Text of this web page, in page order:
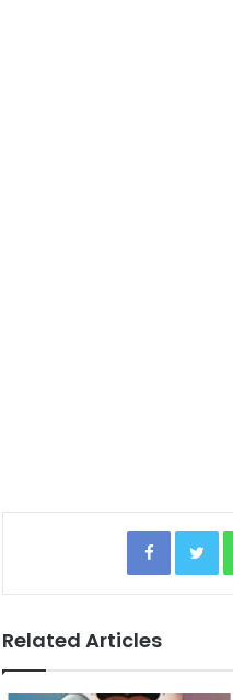
Facebook Twitter
Related Articles